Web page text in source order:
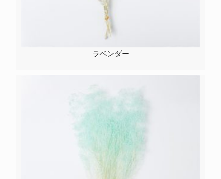
ラベンダー